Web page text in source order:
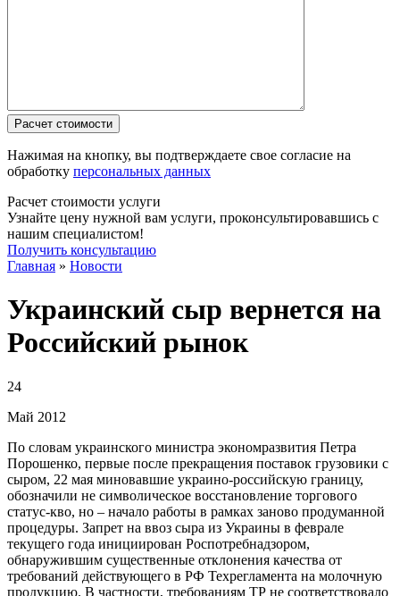
Нажимая на кнопку, вы подтверждаете свое согласие на
обработку персональных данных
Расчет стоимости услуги
Узнайте цену нужной вам услуги, проконсультировавшись с
нашим специалистом!
Получить консультацию
Главная » Новости
Украинский сыр вернется на
Российский рынок
24
Май 2012
По словам украинского министра экономразвития Петра
Порошенко, первые после прекращения поставок грузовики с
сыром, 22 мая миновавшие украино-российскую границу,
обозначили не символическое восстановление торгового
статус-кво, но – начало работы в рамках заново продуманной
процедуры. Запрет на ввоз сыра из Украины в феврале
текущего года инициирован Роспотребнадзором,
обнаружившим существенные отклонения качества от
требований действующего в РФ Техрегламента на молочную
продукцию. В частности, требованиям ТР не соответствовало